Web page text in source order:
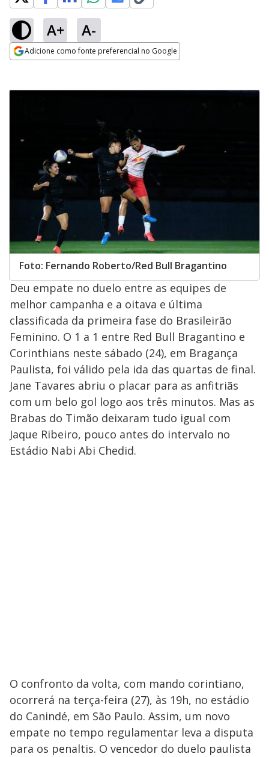
A+ A-
Adicione como fonte preferencial no Google
Foto: Fernando Roberto/Red Bull Bragantino
Deu empate no duelo entre as equipes de
melhor campanha e a oitava e última
classificada da primeira fase do Brasileirão
Feminino. O 1 a 1 entre Red Bull Bragantino e
Corinthians neste sábado (24), em Bragança
Paulista, foi válido pela ida das quartas de final.
Jane Tavares abriu o placar para as anfitriãs
com um belo gol logo aos três minutos. Mas as
Brabas do Timão deixaram tudo igual com
Jaque Ribeiro, pouco antes do intervalo no
Estádio Nabi Abi Chedid.
O confronto da volta, com mando corintiano,
ocorrerá na terça-feira (27), às 19h, no estádio
do Canindé, em São Paulo. Assim, um novo
empate no tempo regulamentar leva a disputa
para os penaltis. O vencedor do duelo paulista